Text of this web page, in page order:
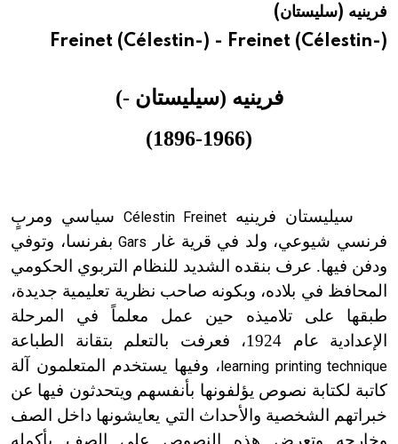
هيئة الموسوعة العربية تطلق موسوعات جديدة في عام 2026فرينيه (سليستان)
Freinet (Célestin-) - Freinet (Célestin-)
فرينيه (سيليستان -)
(1896-1966)
سيليستان فرينيه Célestin Freinetسياسي ومربٍ
فرنسي شيوعي، ولد في قرية غار
Garsبفرنسا، وتوفي
ودفن فيها. عرف بنقده الشديد للنظام التربوي الحكومي
المحافظ في بلاده، وبكونه صاحب نظرية تعليمية جديدة،
طبقها على تلاميذه حين عمل معلماً في المرحلة
الإعدادية عام 1924، فعرفت بالتعلم بتقانة الطباعة
learning printing technique ، وفيها يستخدم المتعلمون آلة
كاتبة لكتابة نصوص يؤلفونها بأنفسهم ويتحدثون فيها عن
خبراتهم الشخصية والأحداث التي يعايشونها داخل الصف
وخارجه وتعرض هذه النصوص على الصف بأكمله